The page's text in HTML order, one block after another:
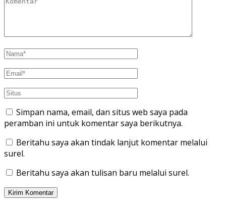
Simpan nama, email, dan situs web saya pada
peramban ini untuk komentar saya berikutnya.
Beritahu saya akan tindak lanjut komentar melalui
surel.
Beritahu saya akan tulisan baru melalui surel.